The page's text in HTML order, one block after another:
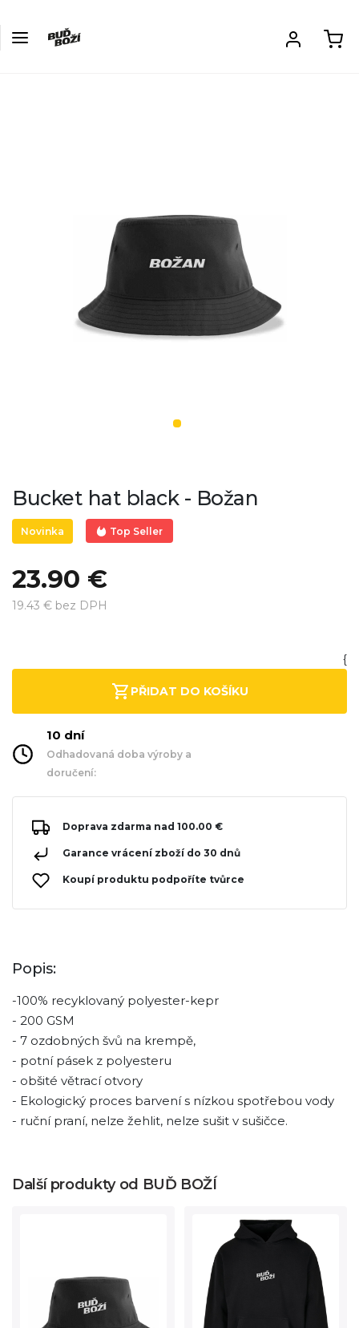
Bucket hat black - Božan
Novinka Top Seller
23.90 €
19.43 € bez DPH
{
PŘIDAT DO KOŠÍKU
10 dní
Odhadovaná doba výroby a
doručení:
Doprava zdarma nad 100.00 €
Garance vrácení zboží do 30 dnů
Koupí produktu podpoříte tvůrce
Popis:
-100% recyklovaný polyester-kepr
- 200 GSM
- 7 ozdobných švů na krempě,
- potní pásek z polyesteru
- obšité větrací otvory
- Ekologický proces barvení s nízkou spotřebou vody
- ruční praní, nelze žehlit, nelze sušit v sušičce.
Další produkty od BUĎ BOŽÍ